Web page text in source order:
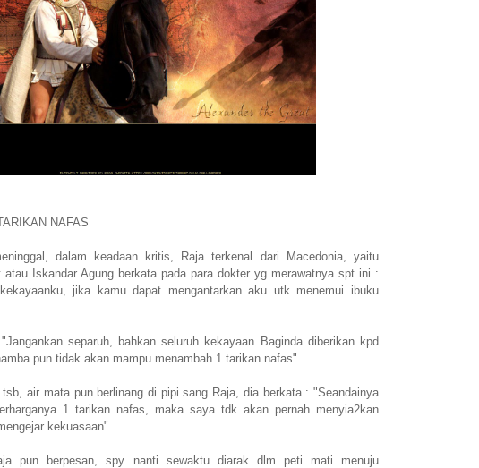
NAFAS
dalam keadaan kritis, Raja terkenal dari Macedonia, yaitu
atau Iskandar Agung berkata pada para dokter yg merawatnya spt ini :
jika kamu dapat mengantarkan aku utk menemui ibuku
separuh, bahkan seluruh kekayaan Baginda diberikan kpd
pun tidak akan mampu menambah 1 tarikan nafas"
tsb, air mata pun berlinang di pipi sang Raja, dia berkata : "Seandainya
1 tarikan nafas, maka saya tdk akan pernah menyia2kan
kekuasaan"
pun berpesan, spy nanti sewaktu diarak dlm peti mati menuju